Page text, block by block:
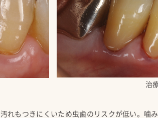
治
れもつきにくいため虫歯のリスクが低い。噛